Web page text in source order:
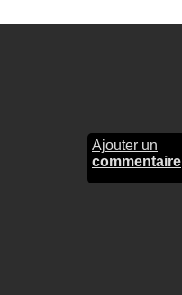
Ajouter un
commentaire